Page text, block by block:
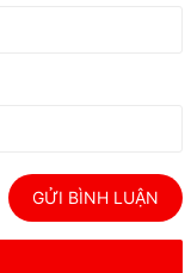
GỬI BÌNH LUẬN